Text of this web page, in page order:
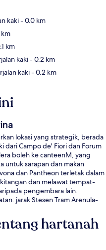
kaki- 0.0 km
km
km
kaki- 0.2 km
kaki- 0.2 km
lokasi yang strategik, berada
dari Campo de' Fiori dan Forum
boleh ke canteenM, yang
untuk sarapan dan makan
dan Pantheon terletak dalam
dan melawat tempat-
pengembara lain.
jarak Stesen Tram Arenula-
hartanah